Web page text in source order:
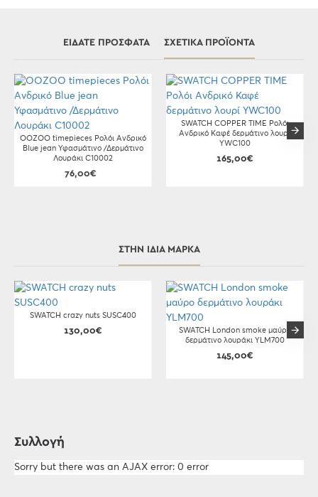
ΕΊΔΑΤΕ ΠΡΌΣΦΑΤΑ ΣΧΕΤΙΚΆ ΠΡΟΪΌΝΤΑ
OOZOO timepieces Ρολόι Ανδρικό
Blue jean Υφασμάτινο /Δερμάτινο
Λουράκι C10002
76,00€
SWATCH COPPER TIME Ρολόι
Ανδρικό Καφέ δερμάτινο λουρί
YWC100
165,00€
ΣΤΗΝ ΊΔΙΑ ΜΆΡΚΑ
SWATCH crazy nuts SUSC400
130,00€
SWATCH London smoke μαύρο
δερμάτινο λουράκι YLM700
145,00€
Συλλογή
Sorry but there was an AJAX error: 0 error